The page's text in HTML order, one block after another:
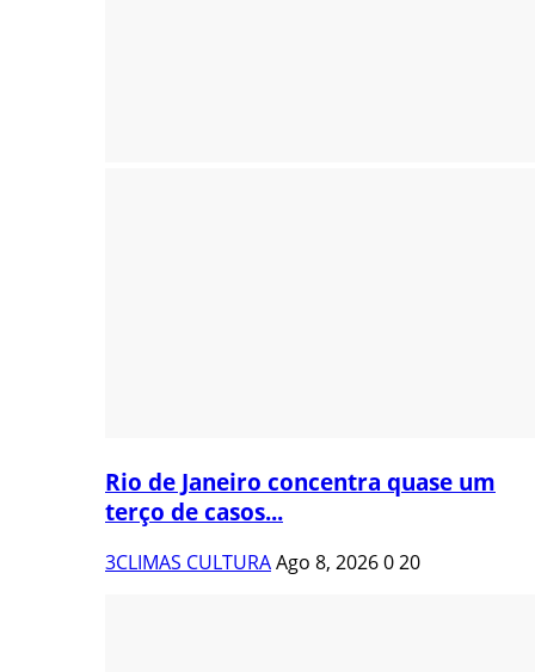
Rio de Janeiro concentra quase um
terço de casos...
3CLIMAS CULTURAAgo 8, 2026020